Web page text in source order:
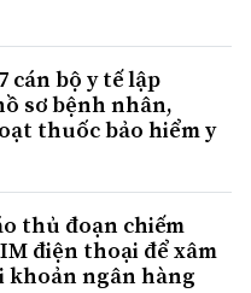
cán bộ y tế lập
sơ bệnh nhân,
thuốc bảo hiểm y
thủ đoạn chiếm
điện thoại để xâm
khoản ngân hàng